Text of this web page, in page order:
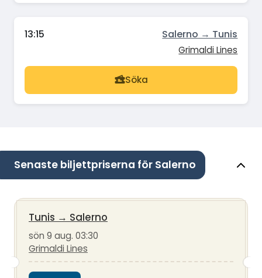
13:15 Salerno → Tunis
Grimaldi Lines
Söka
Senaste biljettpriserna för Salerno
Tunis → Salerno
sön 9 aug. 03:30
Grimaldi Lines